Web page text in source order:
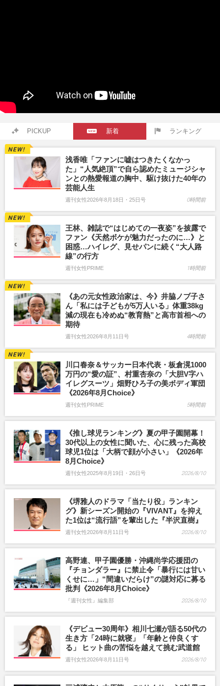
PICKUP 新着 ランキング
浅香唯「ファンに嘘はつきたくなかっ
た」“人気絶頂”で自ら認めたミュージシャ
ンとの熱愛報道の胸中、駆け抜けた40年の
芸能人生
週刊女性2026年8月18日・25日号 0時間前
王林、雑誌で“はじめての一夜姿”を披露で
ファン《天然ボケが魅力だったのに…》と
困惑…ハイレグ、見せパンに続く“大人路
線”の行方
週刊女性PRIME 1時間前
《あの元女性政治家は、今》井脇ノブ子さ
ん「私には子どもが5万人いる」体重38kg
減の現在も冷めぬ“教育熱”と高市首相への
期待
週刊女性2026年8月11日号 4時間前
川口春奈＆サッカー日本代表・板倉滉1000
万円の“愛の証”、村重杏奈の「大胆V字ハ
イレグスーツ」畑野ひろ子の美ボディ軍団
《2026年8月Choice》
週刊女性PRIME 5時間前
《推し球児ランキング》夏の甲子園開幕！
30代以上の女性に聞いた、心に残った高校
球児1位は「大柄で顔が小さい」《2026年
8月Choice》
週刊女性2025年8月19日・26日号 2026/8/10
《堺雅人のドラマ「当たり役」ランキン
グ》新シーズン開始の『VIVANT』を抑え
た1位は“流行語”を輩出した『半沢直樹』
週刊女性2026年8月11日号 2026/8/10
高野連、甲子園優勝・沖縄尚学応援団の
『チョンダラー』に禁止令「暴行には甘い
くせに…」“間違いだらけ”の謎対応に募る
批判《2026年8月Choice》
『週刊女性』編集部 2026/8/10
《デビュー30周年》相川七瀬が語る50代の
生き方「24時に就寝」「年齢と仲良くす
る」 ヒット曲の苦悩を越えて挑む武道館
週刊女性2026年8月11日号 2026/8/10